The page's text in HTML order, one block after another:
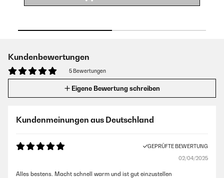
Kundenbewertungen
5 Bewertungen
Eigene Bewertung schreiben
Kundenmeinungen aus Deutschland
GEPRÜFTE BEWERTUNG
02/04/2025
Alles bestens. Macht schnell warm und ist gut einzustellen